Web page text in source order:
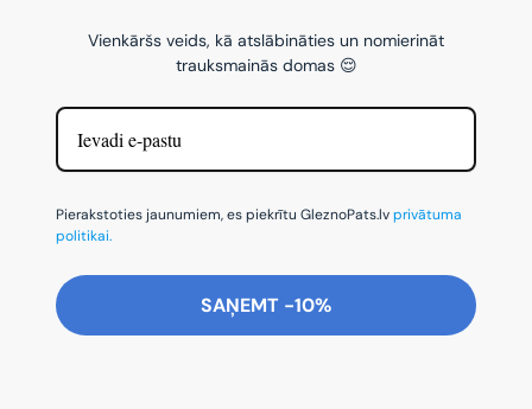
Vienkāršs veids, kā atslābināties un nomierināt
trauksmainās domas 😌
Pierakstoties jaunumiem, es piekrītu GleznoPats.lvprivātuma
politikai.
SAŅEMT -10%